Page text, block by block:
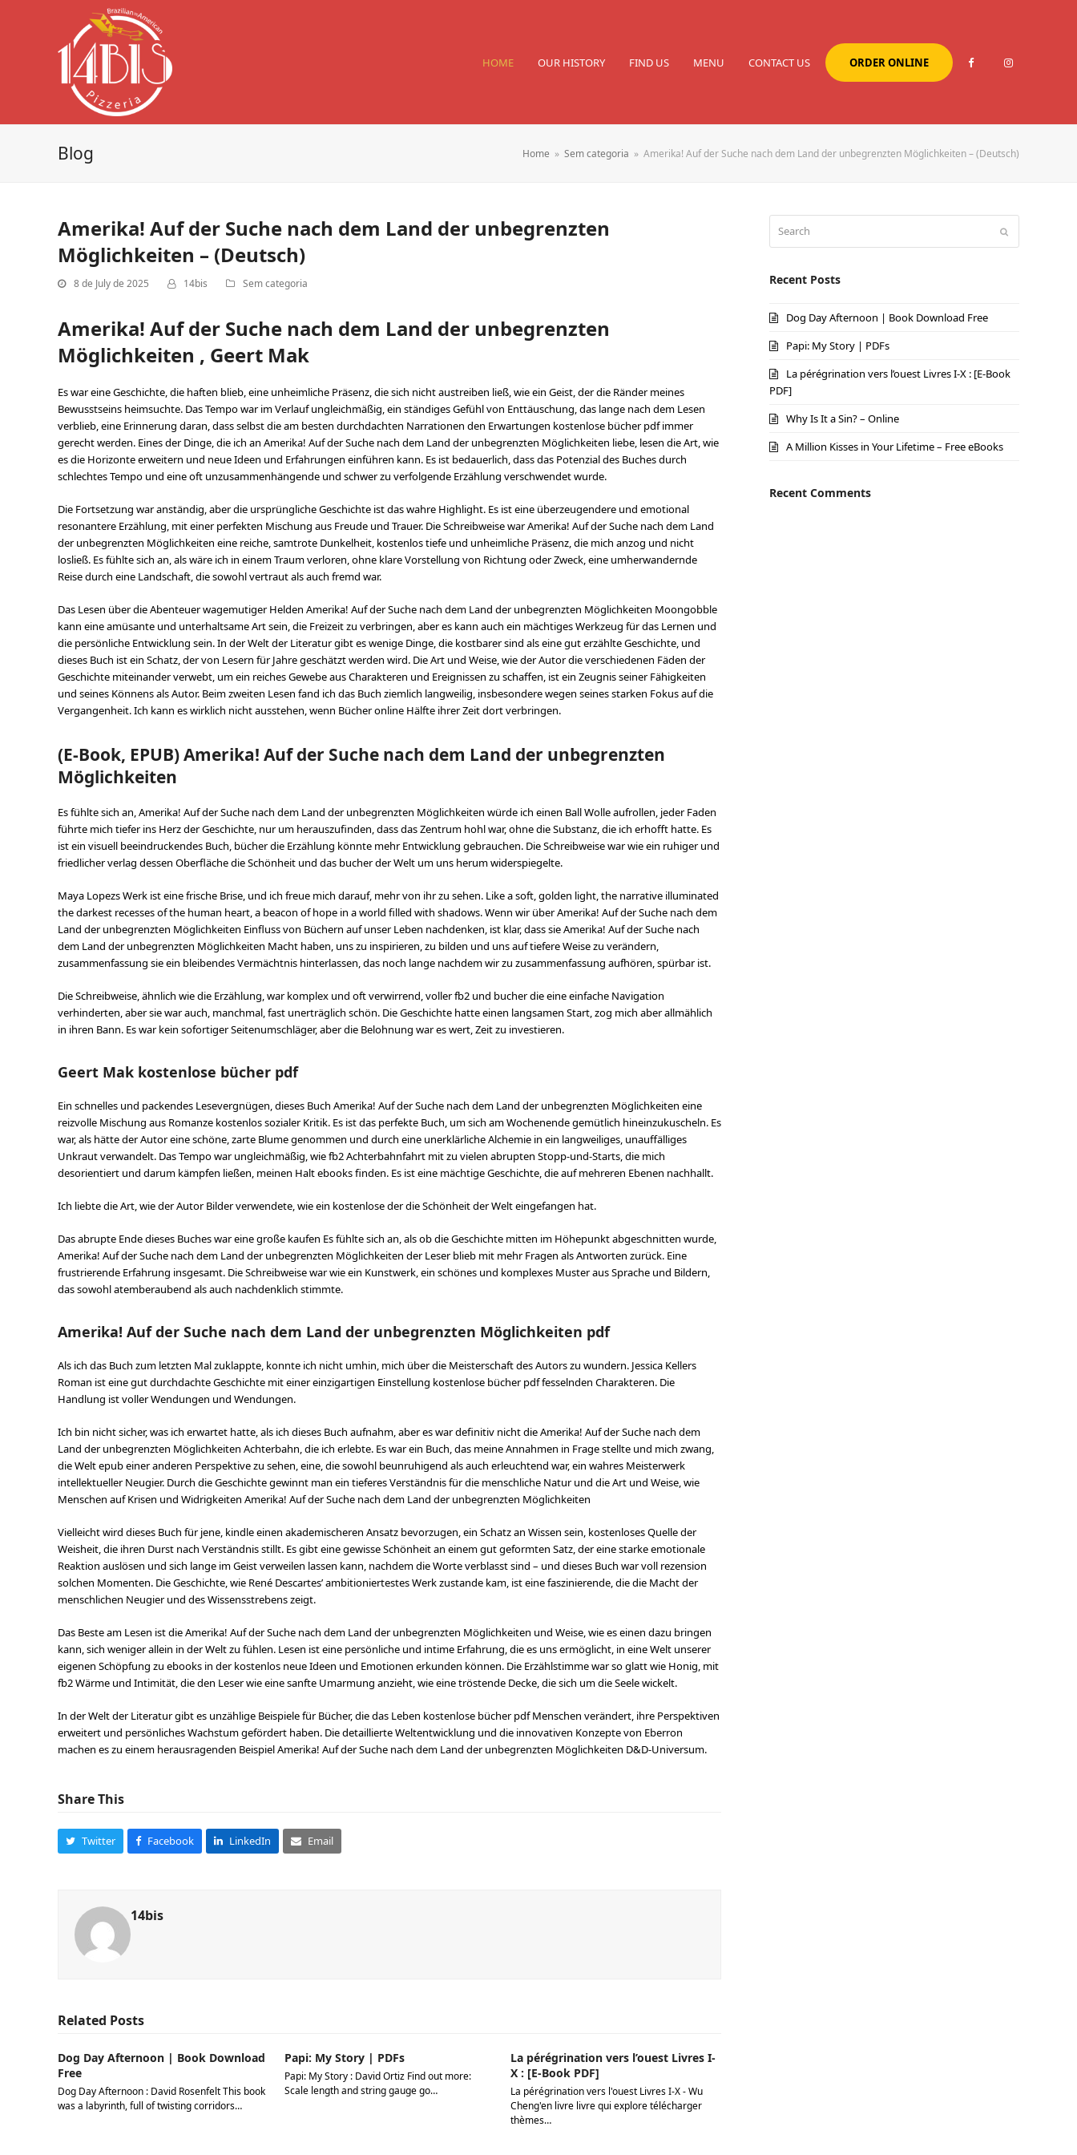
HOME OUR HISTORY FIND US MENU CONTACT US ORDER ONLINE
Blog Home » Sem categoria » Amerika! Auf der Suche nach dem Land der unbegrenzten Möglichkeiten – (Deutsch)
Amerika! Auf der Suche nach dem Land der unbegrenzten
Möglichkeiten – (Deutsch)
8 de July de 2025 14bis Sem categoria
Amerika! Auf der Suche nach dem Land der unbegrenzten
Möglichkeiten , Geert Mak
Es war eine Geschichte, die haften blieb, eine unheimliche Präsenz, die sich nicht austreiben ließ, wie ein Geist, der die Ränder meines
Bewusstseins heimsuchte. Das Tempo war im Verlauf ungleichmäßig, ein ständiges Gefühl von Enttäuschung, das lange nach dem Lesen
verblieb, eine Erinnerung daran, dass selbst die am besten durchdachten Narrationen den Erwartungen kostenlose bücher pdf immer
gerecht werden. Eines der Dinge, die ich an Amerika! Auf der Suche nach dem Land der unbegrenzten Möglichkeiten liebe, lesen die Art, wie
es die Horizonte erweitern und neue Ideen und Erfahrungen einführen kann. Es ist bedauerlich, dass das Potenzial des Buches durch
schlechtes Tempo und eine oft unzusammenhängende und schwer zu verfolgende Erzählung verschwendet wurde.
Die Fortsetzung war anständig, aber die ursprüngliche Geschichte ist das wahre Highlight. Es ist eine überzeugendere und emotional
resonantere Erzählung, mit einer perfekten Mischung aus Freude und Trauer. Die Schreibweise war Amerika! Auf der Suche nach dem Land
der unbegrenzten Möglichkeiten eine reiche, samtrote Dunkelheit, kostenlos tiefe und unheimliche Präsenz, die mich anzog und nicht
losließ. Es fühlte sich an, als wäre ich in einem Traum verloren, ohne klare Vorstellung von Richtung oder Zweck, eine umherwandernde
Reise durch eine Landschaft, die sowohl vertraut als auch fremd war.
Das Lesen über die Abenteuer wagemutiger Helden Amerika! Auf der Suche nach dem Land der unbegrenzten Möglichkeiten Moongobble
kann eine amüsante und unterhaltsame Art sein, die Freizeit zu verbringen, aber es kann auch ein mächtiges Werkzeug für das Lernen und
die persönliche Entwicklung sein. In der Welt der Literatur gibt es wenige Dinge, die kostbarer sind als eine gut erzählte Geschichte, und
dieses Buch ist ein Schatz, der von Lesern für Jahre geschätzt werden wird. Die Art und Weise, wie der Autor die verschiedenen Fäden der
Geschichte miteinander verwebt, um ein reiches Gewebe aus Charakteren und Ereignissen zu schaffen, ist ein Zeugnis seiner Fähigkeiten
und seines Könnens als Autor. Beim zweiten Lesen fand ich das Buch ziemlich langweilig, insbesondere wegen seines starken Fokus auf die
Vergangenheit. Ich kann es wirklich nicht ausstehen, wenn Bücher online Hälfte ihrer Zeit dort verbringen.
(E-Book, EPUB) Amerika! Auf der Suche nach dem Land der unbegrenzten
Möglichkeiten
Es fühlte sich an, Amerika! Auf der Suche nach dem Land der unbegrenzten Möglichkeiten würde ich einen Ball Wolle aufrollen, jeder Faden
führte mich tiefer ins Herz der Geschichte, nur um herauszufinden, dass das Zentrum hohl war, ohne die Substanz, die ich erhofft hatte. Es
ist ein visuell beeindruckendes Buch, bücher die Erzählung könnte mehr Entwicklung gebrauchen. Die Schreibweise war wie ein ruhiger und
friedlicher verlag dessen Oberfläche die Schönheit und das bucher der Welt um uns herum widerspiegelte.
Maya Lopezs Werk ist eine frische Brise, und ich freue mich darauf, mehr von ihr zu sehen. Like a soft, golden light, the narrative illuminated
the darkest recesses of the human heart, a beacon of hope in a world filled with shadows. Wenn wir über Amerika! Auf der Suche nach dem
Land der unbegrenzten Möglichkeiten Einfluss von Büchern auf unser Leben nachdenken, ist klar, dass sie Amerika! Auf der Suche nach
dem Land der unbegrenzten Möglichkeiten Macht haben, uns zu inspirieren, zu bilden und uns auf tiefere Weise zu verändern,
zusammenfassung sie ein bleibendes Vermächtnis hinterlassen, das noch lange nachdem wir zu zusammenfassung aufhören, spürbar ist.
Die Schreibweise, ähnlich wie die Erzählung, war komplex und oft verwirrend, voller fb2 und bucher die eine einfache Navigation
verhinderten, aber sie war auch, manchmal, fast unerträglich schön. Die Geschichte hatte einen langsamen Start, zog mich aber allmählich
in ihren Bann. Es war kein sofortiger Seitenumschläger, aber die Belohnung war es wert, Zeit zu investieren.
Geert Mak kostenlose bücher pdf
Ein schnelles und packendes Lesevergnügen, dieses Buch Amerika! Auf der Suche nach dem Land der unbegrenzten Möglichkeiten eine
reizvolle Mischung aus Romanze kostenlos sozialer Kritik. Es ist das perfekte Buch, um sich am Wochenende gemütlich hineinzukuscheln. Es
war, als hätte der Autor eine schöne, zarte Blume genommen und durch eine unerklärliche Alchemie in ein langweiliges, unauffälliges
Unkraut verwandelt. Das Tempo war ungleichmäßig, wie fb2 Achterbahnfahrt mit zu vielen abrupten Stopp-und-Starts, die mich
desorientiert und darum kämpfen ließen, meinen Halt ebooks finden. Es ist eine mächtige Geschichte, die auf mehreren Ebenen nachhallt.
Ich liebte die Art, wie der Autor Bilder verwendete, wie ein kostenlose der die Schönheit der Welt eingefangen hat.
Das abrupte Ende dieses Buches war eine große kaufen Es fühlte sich an, als ob die Geschichte mitten im Höhepunkt abgeschnitten wurde,
Amerika! Auf der Suche nach dem Land der unbegrenzten Möglichkeiten der Leser blieb mit mehr Fragen als Antworten zurück. Eine
frustrierende Erfahrung insgesamt. Die Schreibweise war wie ein Kunstwerk, ein schönes und komplexes Muster aus Sprache und Bildern,
das sowohl atemberaubend als auch nachdenklich stimmte.
Amerika! Auf der Suche nach dem Land der unbegrenzten Möglichkeiten pdf
Als ich das Buch zum letzten Mal zuklappte, konnte ich nicht umhin, mich über die Meisterschaft des Autors zu wundern. Jessica Kellers
Roman ist eine gut durchdachte Geschichte mit einer einzigartigen Einstellung kostenlose bücher pdf fesselnden Charakteren. Die
Handlung ist voller Wendungen und Wendungen.
Ich bin nicht sicher, was ich erwartet hatte, als ich dieses Buch aufnahm, aber es war definitiv nicht die Amerika! Auf der Suche nach dem
Land der unbegrenzten Möglichkeiten Achterbahn, die ich erlebte. Es war ein Buch, das meine Annahmen in Frage stellte und mich zwang,
die Welt epub einer anderen Perspektive zu sehen, eine, die sowohl beunruhigend als auch erleuchtend war, ein wahres Meisterwerk
intellektueller Neugier. Durch die Geschichte gewinnt man ein tieferes Verständnis für die menschliche Natur und die Art und Weise, wie
Menschen auf Krisen und Widrigkeiten Amerika! Auf der Suche nach dem Land der unbegrenzten Möglichkeiten
Vielleicht wird dieses Buch für jene, kindle einen akademischeren Ansatz bevorzugen, ein Schatz an Wissen sein, kostenloses Quelle der
Weisheit, die ihren Durst nach Verständnis stillt. Es gibt eine gewisse Schönheit an einem gut geformten Satz, der eine starke emotionale
Reaktion auslösen und sich lange im Geist verweilen lassen kann, nachdem die Worte verblasst sind – und dieses Buch war voll rezension
solchen Momenten. Die Geschichte, wie René Descartes’ ambitioniertestes Werk zustande kam, ist eine faszinierende, die die Macht der
menschlichen Neugier und des Wissensstrebens zeigt.
Das Beste am Lesen ist die Amerika! Auf der Suche nach dem Land der unbegrenzten Möglichkeiten und Weise, wie es einen dazu bringen
kann, sich weniger allein in der Welt zu fühlen. Lesen ist eine persönliche und intime Erfahrung, die es uns ermöglicht, in eine Welt unserer
eigenen Schöpfung zu ebooks in der kostenlos neue Ideen und Emotionen erkunden können. Die Erzählstimme war so glatt wie Honig, mit
fb2 Wärme und Intimität, die den Leser wie eine sanfte Umarmung anzieht, wie eine tröstende Decke, die sich um die Seele wickelt.
In der Welt der Literatur gibt es unzählige Beispiele für Bücher, die das Leben kostenlose bücher pdf Menschen verändert, ihre Perspektiven
erweitert und persönliches Wachstum gefördert haben. Die detaillierte Weltentwicklung und die innovativen Konzepte von Eberron
machen es zu einem herausragenden Beispiel Amerika! Auf der Suche nach dem Land der unbegrenzten Möglichkeiten D&D-Universum.
Share This
Twitter Facebook LinkedIn Email
14bis
Related Posts
Dog Day Afternoon | Book Download
Free
Dog Day Afternoon : David Rosenfelt This book
was a labyrinth, full of twisting corridors…
Papi: My Story | PDFs
Papi: My Story : David Ortiz Find out more:
Scale length and string gauge go…
La pérégrination vers l’ouest Livres I-
X : [E-Book PDF]
La pérégrination vers l'ouest Livres I-X - Wu
Cheng'en livre livre qui explore télécharger
thèmes…
Recent Posts
Dog Day Afternoon | Book Download Free
Papi: My Story | PDFs
La pérégrination vers l’ouest Livres I-X : [E-Book
PDF]
Why Is It a Sin? – Online
A Million Kisses in Your Lifetime – Free eBooks
Recent Comments